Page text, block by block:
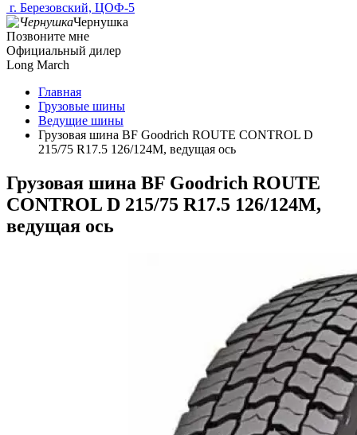
г. Березовский, ЦОФ-5
Чернушка
Позвоните мне
Официальный дилер
Long March
Главная
Грузовые шины
Ведущие шины
Грузовая шина BF Goodrich ROUTE CONTROL D
215/75 R17.5 126/124M, ведущая ось
Грузовая шина BF Goodrich ROUTE
CONTROL D 215/75 R17.5 126/124M,
ведущая ось